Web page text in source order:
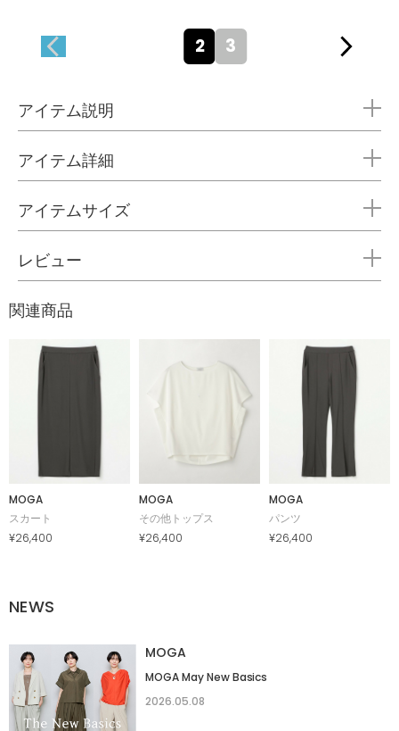
2 3
アイテム説明
アイテム詳細
アイテムサイズ
レビュー
関連商品
MOGA
スカート
¥26,400
MOGA
その他トップス
¥26,400
MOGA
パンツ
¥26,400
NEWS
MOGA
MOGA May New Basics
2026.05.08